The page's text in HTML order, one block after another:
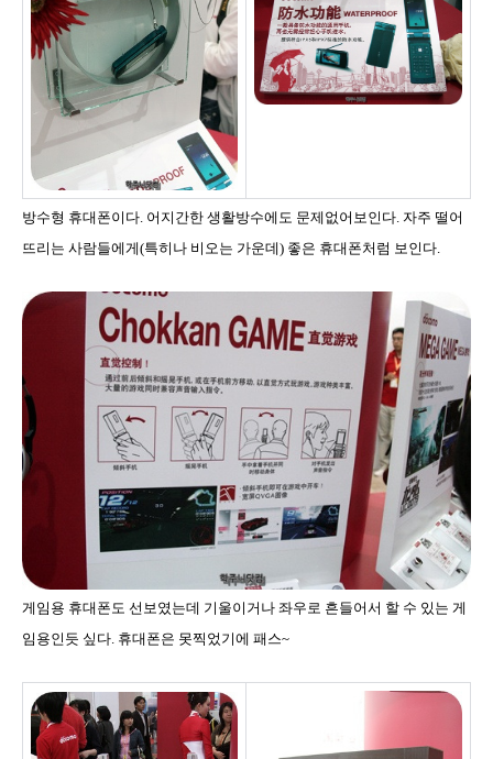
방수형 휴대폰이다. 어지간한 생활방수에도 문제없어보인다. 자주 떨어
뜨리는 사람들에게(특히나 비오는 가운데) 좋은 휴대폰처럼 보인다.
게임용 휴대폰도 선보였는데 기울이거나 좌우로 흔들어서 할 수 있는 게
임용인듯 싶다. 휴대폰은 못찍었기에 패스~